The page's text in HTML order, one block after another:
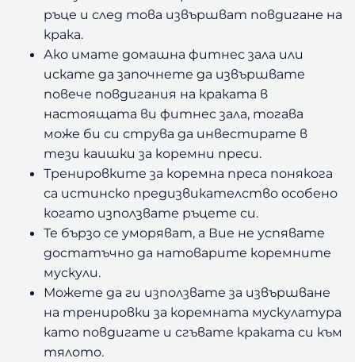
ръце и след това извършват повдигане на
крака.
Ако имате домашна фитнес зала или
искате да започнете да извършвате
повече повдигания на краката в
настоящата ви фитнес зала, тогава
може би си струва да инвестирате в
тези каишки за коремни преси.
Тренировките за коремна преса понякога
са истинско предизвикателство особено
когато използвате ръцете си.
Те бързо се уморяват, а Вие не успявате
достатъчно да натоварите коремните
мускули.
Можете да ги използвате за извършване
на тренировки за коремната мускулатура
като повдигате и сгъвате краката си към
тялото.